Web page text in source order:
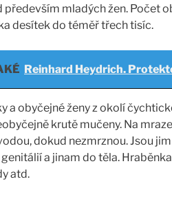
mladých žen. Počet
desítek do téměř třech tisíc.
Reinhard Heydrich.
a obyčejné ženy z okolí
krutě mučeny. Na
dokud nezmrznou. Jsou
a jinam do těla.
atd.